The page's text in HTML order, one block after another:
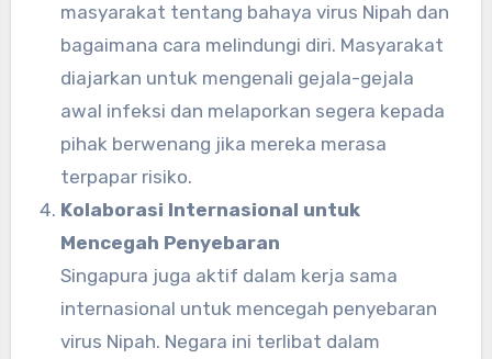
masyarakat tentang bahaya virus Nipah dan
bagaimana cara melindungi diri. Masyarakat
diajarkan untuk mengenali gejala-gejala
awal infeksi dan melaporkan segera kepada
pihak berwenang jika mereka merasa
terpapar risiko.
Kolaborasi Internasional untuk
Mencegah Penyebaran
Singapura juga aktif dalam kerja sama
internasional untuk mencegah penyebaran
virus Nipah. Negara ini terlibat dalam